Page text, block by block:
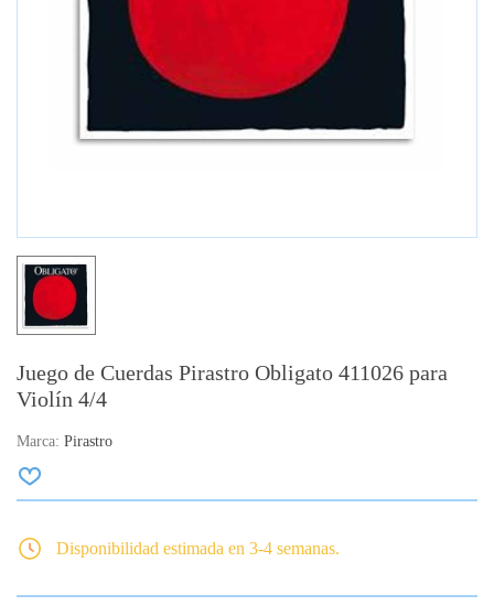
Juego de Cuerdas Pirastro Obligato 411026 para
Violín 4/4
Marca: Pirastro
Disponibilidad estimada en 3-4 semanas.